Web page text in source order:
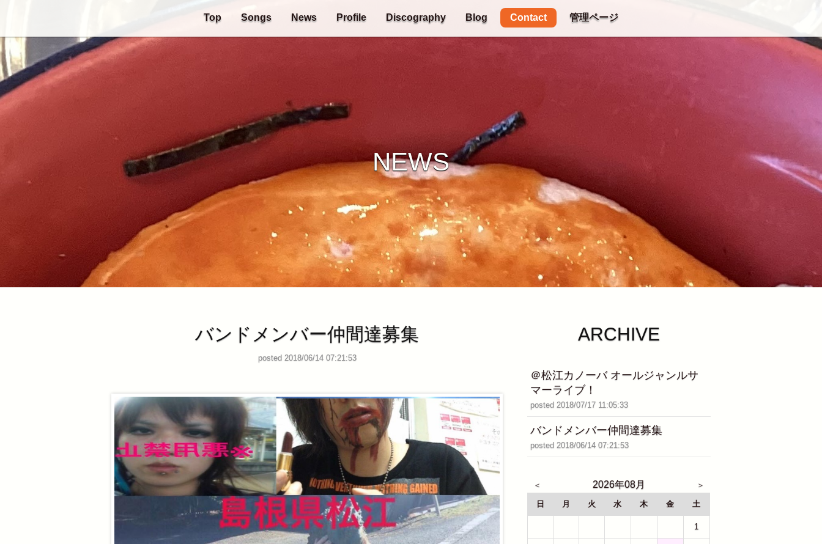
Top Songs News Profile Discography Blog Contact 管理ページ
NEWS
バンドメンバー仲間達募集
posted 2018/06/14 07:21:53
ARCHIVE
＠松江カノーバ オールジャンルサ
マーライブ！
posted 2018/07/17 11:05:33
バンドメンバー仲間達募集
posted 2018/06/14 07:21:53
2026年08月
日 月 火 水 木 金 土
1